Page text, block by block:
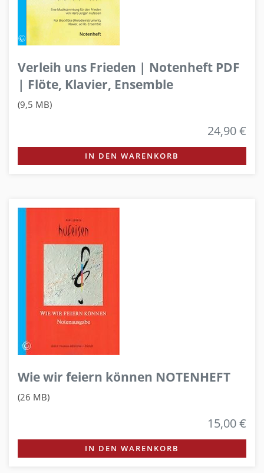
Verleih uns Frieden | Notenheft PDF
| Flöte, Klavier, Ensemble
(9,5 MB)
24,90 €
IN DEN WARENKORB
Wie wir feiern können NOTENHEFT
(26 MB)
15,00 €
IN DEN WARENKORB